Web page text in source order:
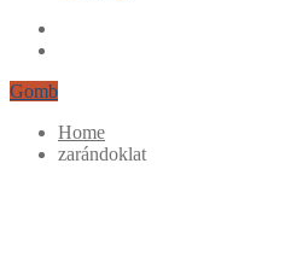
Gomb
Home
zarándoklat